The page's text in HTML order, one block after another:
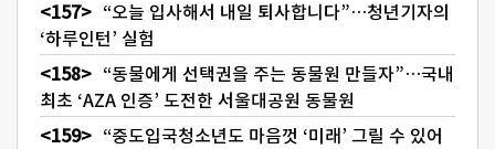
“오늘 입사해서 내일 퇴사합니다”…청년기자의
‘하루인턴’ 실험
“동물에게 선택권을 주는 동물원 만들자”…국내
최초 ‘AZA 인증’ 도전한 서울대공원 동물원
“중도입국청소년도 마음껏 ‘미래’ 그릴 수 있어